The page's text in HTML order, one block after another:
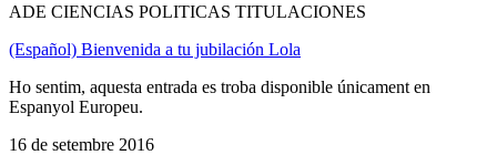
ADE CIENCIAS POLITICAS TITULACIONES
(Español) Bienvenida a tu jubilación Lola
Ho sentim, aquesta entrada es troba disponible únicament en
Espanyol Europeu.
16 de setembre 2016